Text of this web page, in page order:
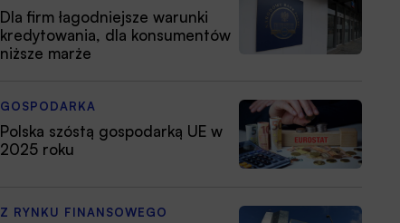
Dla firm łagodniejsze warunki
kredytowania, dla konsumentów
niższe marże
GOSPODARKA
Polska szóstą gospodarką UE w
2025 roku
Z RYNKU FINANSOWEGO